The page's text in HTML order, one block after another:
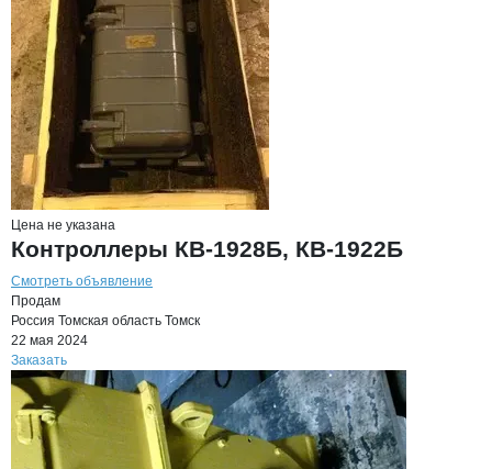
Цена не указана
Контроллеры КВ-1928Б, КВ-1922Б
Смотреть объявление
Продам
Россия Томская область Томск
22 мая 2024
Заказать